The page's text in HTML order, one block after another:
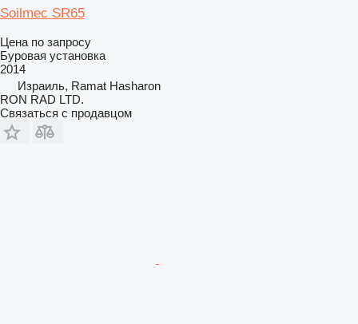
Soilmec SR65
Цена по запросу
Буровая установка
2014
Израиль, Ramat Hasharon
RON RAD LTD.
Связаться с продавцом